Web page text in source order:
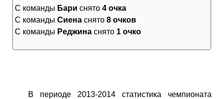
С команды Бари снято 4 очка
С команды Сиена снято 8 очков
С команды Реджина снято 1 очко
В периоде 2013-2014 статистика чемпионата